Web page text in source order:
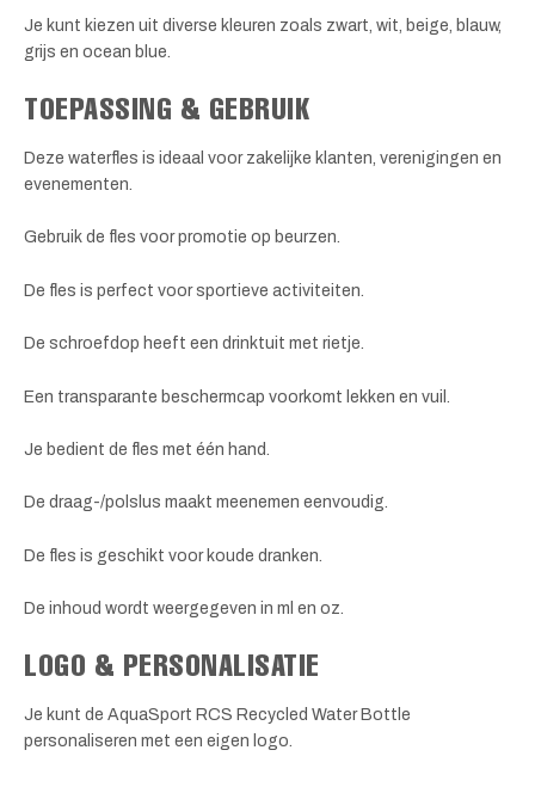
Je kunt kiezen uit diverse kleuren zoals zwart, wit, beige, blauw,
grijs en ocean blue.
TOEPASSING & GEBRUIK
Deze waterfles is ideaal voor zakelijke klanten, verenigingen en
evenementen.
Gebruik de fles voor promotie op beurzen.
De fles is perfect voor sportieve activiteiten.
De schroefdop heeft een drinktuit met rietje.
Een transparante beschermcap voorkomt lekken en vuil.
Je bedient de fles met één hand.
De draag-/polslus maakt meenemen eenvoudig.
De fles is geschikt voor koude dranken.
De inhoud wordt weergegeven in ml en oz.
LOGO & PERSONALISATIE
Je kunt de AquaSport RCS Recycled Water Bottle
personaliseren met een eigen logo.